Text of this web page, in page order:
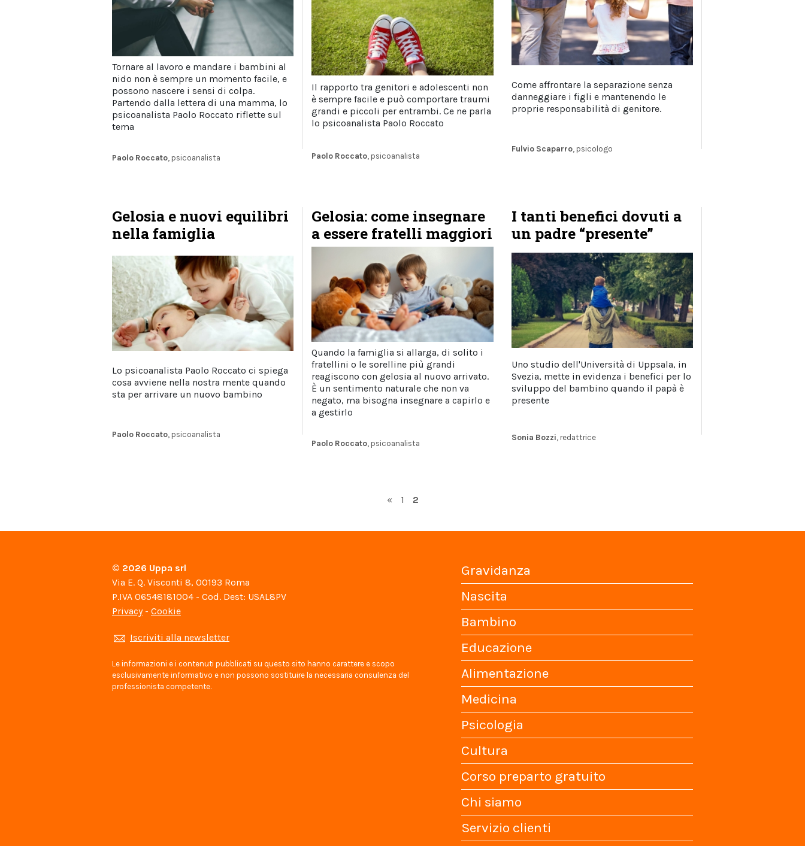
Paolo Roccato , psicoanalista
Tornare al lavoro e mandare i bambini al
nido non è sempre un momento facile, e
possono nascere i sensi di colpa.
Partendo dalla lettera di una mamma, lo
psicoanalista Paolo Roccato riflette sul
tema
Paolo Roccato, psicoanalista
Il rapporto tra genitori e adolescenti non
è sempre facile e può comportare traumi
grandi e piccoli per entrambi. Ce ne parla
lo psicoanalista Paolo Roccato
Fulvio Scaparro, psicologo
Come affrontare la separazione senza
danneggiare i figli e mantenendo le
proprie responsabilità di genitore.
Gelosia e nuovi equilibri
nella famiglia
Paolo Roccato, psicoanalista
Lo psicoanalista Paolo Roccato ci spiega
cosa avviene nella nostra mente quando
sta per arrivare un nuovo bambino
Gelosia: come insegnare
a essere fratelli maggiori
Paolo Roccato, psicoanalista
Quando la famiglia si allarga, di solito i
fratellini o le sorelline più grandi
reagiscono con gelosia al nuovo arrivato.
È un sentimento naturale che non va
negato, ma bisogna insegnare a capirlo e
a gestirlo
I tanti benefici dovuti a
un padre “presente”
Sonia Bozzi, redattrice
Uno studio dell'Università di Uppsala, in
Svezia, mette in evidenza i benefici per lo
sviluppo del bambino quando il papà è
presente
« Page
1 Page
2
© 2026 Uppa srl
Via E. Q. Visconti 8, 00193 Roma
P.IVA 06548181004 - Cod. Dest: USAL8PV
Privacy- Cookie
Iscriviti alla newsletter
Le informazioni e i contenuti pubblicati su questo sito hanno carattere e scopo
esclusivamente informativo e non possono sostituire la necessaria consulenza del
professionista competente.
Gravidanza
Nascita
Bambino
Educazione
Alimentazione
Medicina
Psicologia
Cultura
Corso preparto gratuito
Chi siamo
Servizio clienti